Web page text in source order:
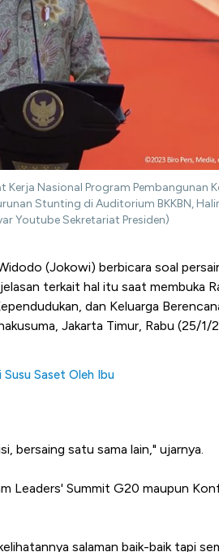
Nasional Program Pembangunan
Stunting di Auditorium BKKBN,
Youtube Sekretariat Presiden)
(Jokowi) berbicara soal
terkait hal itu saat membuka
dan Keluarga
Jakarta Timur, Rabu (25/1/
Saset Oleh Ibu
bersaing satu sama lain," ujarnya.
Leaders' Summit G20 maupun
salaman baik-baik tapi